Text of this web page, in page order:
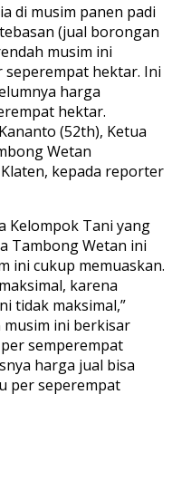
di musim panen padi
(jual borongan
musim ini
hektar. Ini
harga
hektar.
(52th), Ketua
Wetan
kepada reporter
Kelompok Tani yang
Tambong Wetan ini
ini cukup memuaskan.
karena
tidak maksimal,”
ini berkisar
semperempat
harga jual bisa
per seperempat